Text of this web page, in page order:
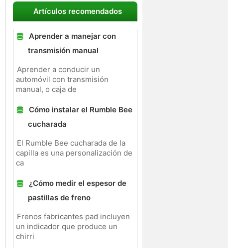
Artículos recomendados
Aprender a manejar con
transmisión manual
Aprender a conducir un
automóvil con transmisión
manual, o caja de
Cómo instalar el Rumble Bee
cucharada
El Rumble Bee cucharada de la
capilla es una personalización de
ca
¿Cómo medir el espesor de
pastillas de freno
Frenos fabricantes pad incluyen
un indicador que produce un
chirri